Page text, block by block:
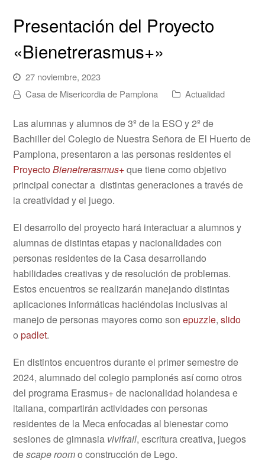
Presentación del Proyecto
«Bienetrerasmus+»
27 noviembre, 2023
Casa de Misericordia de Pamplona
Actualidad
Las alumnas y alumnos de 3º de la ESO y 2º de
Bachiller del Colegio de Nuestra Señora de El Huerto de
Pamplona, presentaron a las personas residentes el
ProyectoBienetrerasmus+que tiene como objetivo
principal conectar a distintas generaciones a través de
la creatividad y el juego.
El desarrollo del proyecto hará interactuar a alumnos y
alumnas de distintas etapas y nacionalidades con
personas residentes de la Casa desarrollando
habilidades creativas y de resolución de problemas.
Estos encuentros se realizarán manejando distintas
aplicaciones informáticas haciéndolas inclusivas al
manejo de personas mayores como sonepuzzle,slido
opadlet.
En distintos encuentros durante el primer semestre de
2024, alumnado del colegio pamplonés así como otros
del programa Erasmus+ de nacionalidad holandesa e
italiana, compartirán actividades con personas
residentes de la Meca enfocadas al bienestar como
sesiones de gimnasia vivifrail, escritura creativa, juegos
descape roomo construcción de Lego.